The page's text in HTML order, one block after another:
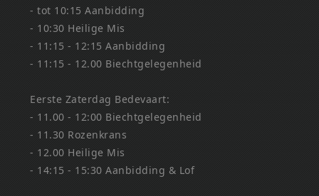
- tot 10:15 Aanbidding
- 10:30 Heilige Mis
- 11:15 - 12:15 Aanbidding
- 11:15 - 12.00 Biechtgelegenheid
Eerste Zaterdag Bedevaart:
- 11.00 - 12:00 Biechtgelegenheid
- 11.30 Rozenkrans
- 12.00 Heilige Mis
- 14:15 - 15:30 Aanbidding & Lof